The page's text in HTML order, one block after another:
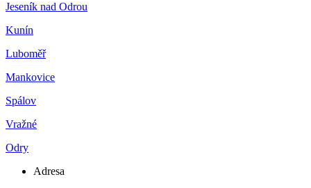
Jeseník nad Odrou
Kunín
Luboměř
Mankovice
Spálov
Vražné
Odry
Adresa